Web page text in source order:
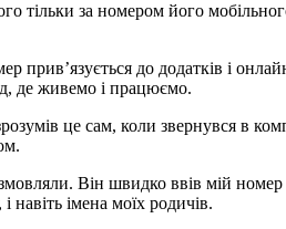
тільки за номером його
до додатків і
де живемо і працюємо.
це сам, коли звернувся в
Він швидко ввів мій
імена моїх родичів.